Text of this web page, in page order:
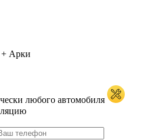
+ Арки
любого автомобиля